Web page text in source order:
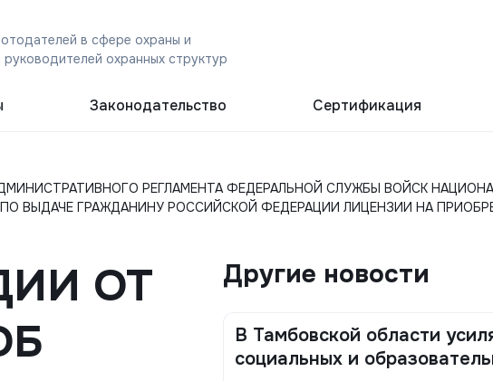
в сфере охраны и
охранных структур
Законодательство Сертификация
РЕГЛАМЕНТА ФЕДЕРАЛЬНОЙ СЛУЖБЫ ВОЙСК
ГРАЖДАНИНУ РОССИЙСКОЙ ФЕДЕРАЦИИ ЛИЦЕНЗИИ НА
ОТ
Другие новости
В Тамбовской области
социальных и